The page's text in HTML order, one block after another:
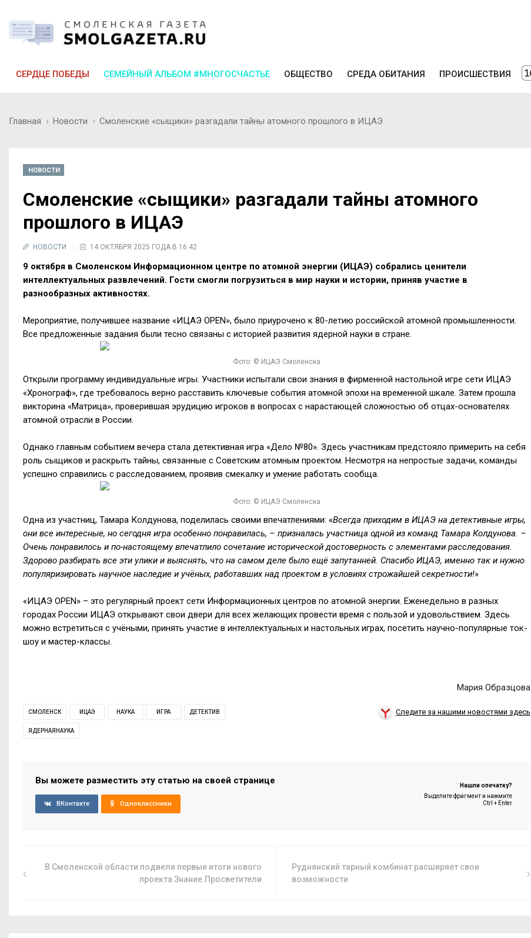
СЕРДЦЕ ПОБЕДЫ СЕМЕЙНЫЙ АЛЬБОМ #МНОГОСЧАСТЬЕ ОБЩЕСТВО СРЕДА ОБИТАНИЯ ПРОИСШЕСТВИЯ
Главная Новости Смоленские «сыщики» разгадали тайны атомного прошлого в ИЦАЭ
НОВОСТИ
Смоленские «сыщики» разгадали тайны атомного
прошлого в ИЦАЭ
НОВОСТИ 14 ОКТЯБРЯ 2025 ГОДА В 16:42
9 октября в Смоленском Информационном центре по атомной энергии (ИЦАЭ) собрались ценители
интеллектуальных развлечений. Гости смогли погрузиться в мир науки и истории, приняв участие в
разнообразных активностях.
Мероприятие, получившее название «ИЦАЭ OPEN», было приурочено к 80-летию российской атомной промышленности.
Все предложенные задания были тесно связаны с историей развития ядерной науки в стране.
Фото: © ИЦАЭ Смоленска
Открыли программу индивидуальные игры. Участники испытали свои знания в фирменной настольной игре сети ИЦАЭ
«Хронограф», где требовалось верно расставить ключевые события атомной эпохи на временной шкале. Затем прошла
викторина «Матрица», проверившая эрудицию игроков в вопросах с нарастающей сложностью об отцах-основателях
атомной отрасли в России.
Однако главным событием вечера стала детективная игра «Дело №80». Здесь участникам предстояло примерить на себя
роль сыщиков и раскрыть тайны, связанные с Советским атомным проектом. Несмотря на непростые задачи, команды
успешно справились с расследованием, проявив смекалку и умение работать сообща.
Фото: © ИЦАЭ Смоленска
Одна из участниц, Тамара Колдунова, поделилась своими впечатлениями: «Всегда приходим в ИЦАЭ на детективные игры,
они все интересные, но сегодня игра особенно понравилась, – призналась участница одной из команд Тамара Колдунова. –
Очень понравилось и по-настоящему впечатлило сочетание исторической достоверность с элементами расследования.
Здорово разбирать все эти улики и выяснять, что на самом деле было ещё запутанней. Спасибо ИЦАЭ, именно так и нужно
популяризировать научное наследие и учёных, работавших над проектом в условиях строжайшей секретности!»
«ИЦАЭ OPEN» – это регулярный проект сети Информационных центров по атомной энергии. Еженедельно в разных
городах России ИЦАЭ открывают свои двери для всех желающих провести время с пользой и удовольствием. Здесь
можно встретиться с учёными, принять участие в интеллектуальных и настольных играх, посетить научно-популярные ток-
шоу и мастер-классы.
Мария Образцова
СМОЛЕНСК ИЦАЭ НАУКА ИГРА ДЕТЕКТИВ
ЯДЕРНАЯНАУКА
Следите за нашими новостями здесь
Вы можете разместить эту статью на своей странице
ВКонтакте Одноклассники
Нашли опечатку?
Выделите фрагмент и нажмите
Ctrl + Enter
В Смоленской области подвели первые итоги нового
проекта Знание.Просветители
Руднянский тарный комбинат расширяет свои
возможности